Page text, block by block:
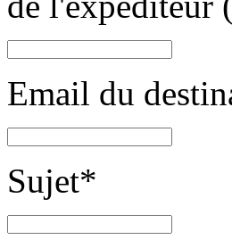
Email du
Sujet*